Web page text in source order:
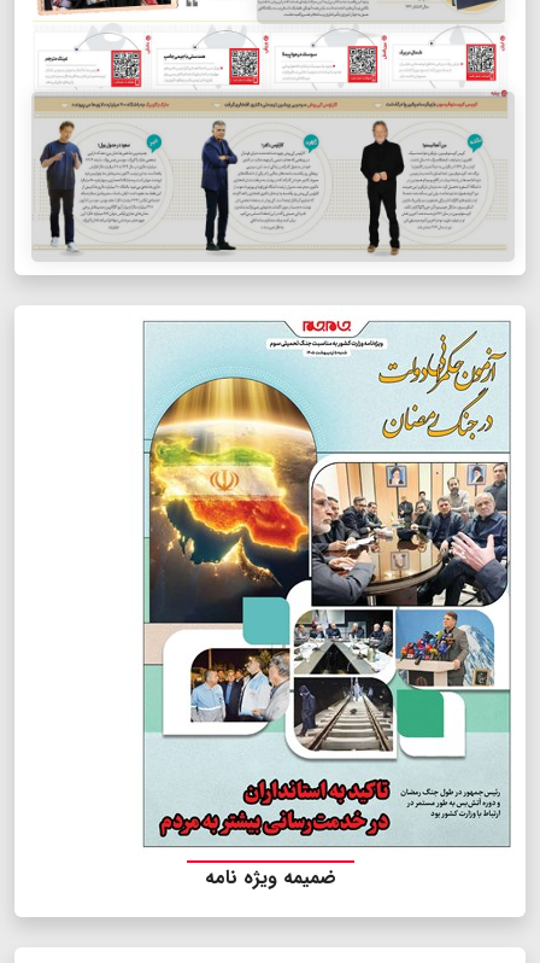
ضمیمه ویژه نامه